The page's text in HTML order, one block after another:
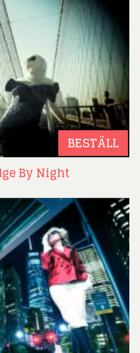
BESTÄLL
By Night